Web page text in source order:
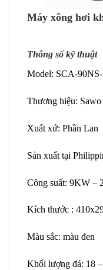
Máy xông hơi
Thông số kỹ thuật
Model: SCA-
Thương hiệu: Sawo
Xuất xứ: Phần Lan
Sản xuất tại
Công suất: 9KW –
Kích thước :
Màu sắc: màu đen
Khối lượng đá: 18